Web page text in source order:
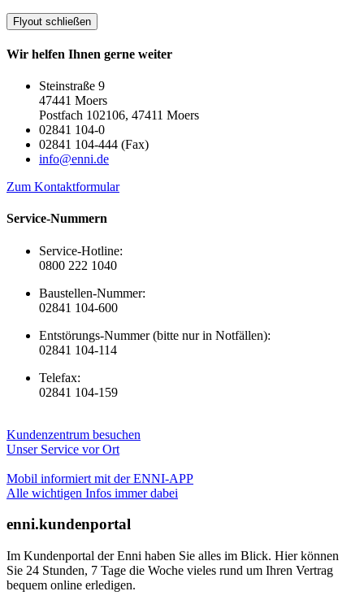
Flyout schließen
Wir helfen Ihnen gerne weiter
Steinstraße 9
47441 Moers
Postfach 102106, 47411 Moers
02841 104-0
02841 104-444 (Fax)
info@enni.de
Zum Kontaktformular
Service-Nummern
Service-Hotline:
0800 222 1040
Baustellen-Nummer:
02841 104-600
Entstörungs-Nummer (bitte nur in Notfällen):
02841 104-114
Telefax:
02841 104-159
Kundenzentrum besuchen
Unser Service vor Ort
Mobil informiert mit der ENNI-APP
Alle wichtigen Infos immer dabei
enni.kundenportal
Im Kundenportal der Enni haben Sie alles im Blick. Hier können
Sie 24 Stunden, 7 Tage die Woche vieles rund um Ihren Vertrag
bequem online erledigen.